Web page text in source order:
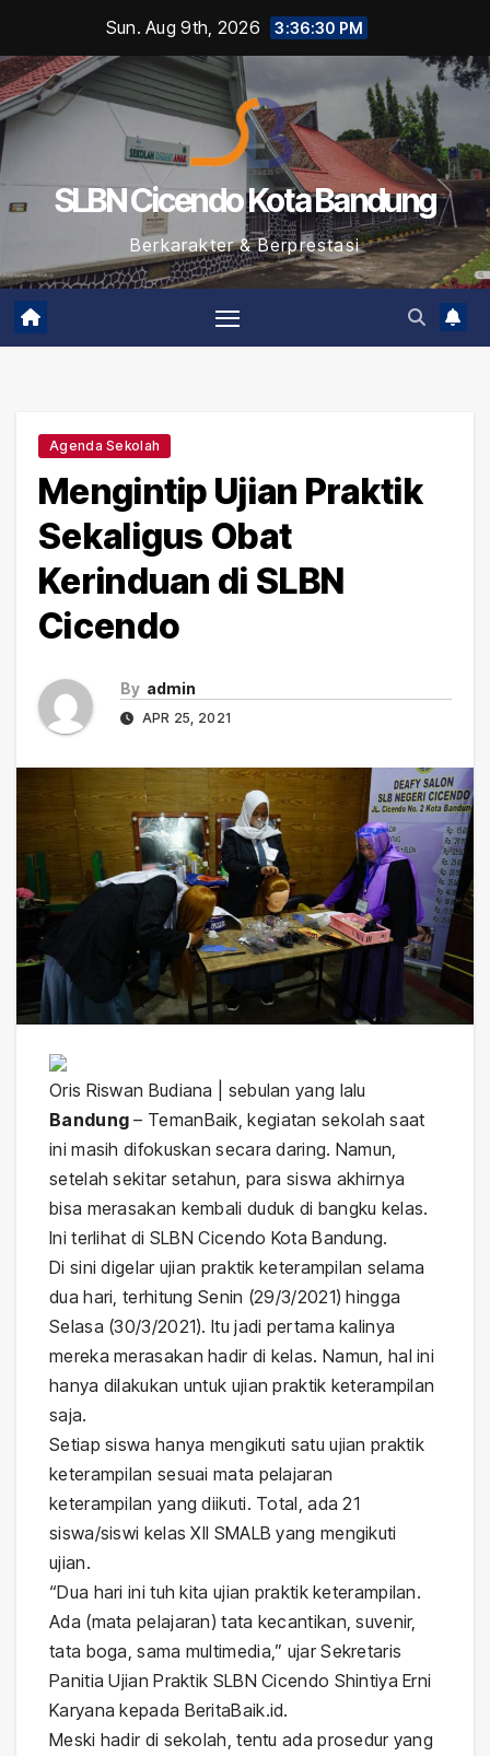
content
Sun. Aug 9th, 2026 3:36:31 PM
SLBN Cicendo Kota Bandung
Berkarakter & Berprestasi
Agenda Sekolah
Mengintip Ujian Praktik
Sekaligus Obat
Kerinduan di SLBN
Cicendo
By admin
APR 25, 2021
Oris Riswan Budiana | sebulan yang lalu
Bandung – TemanBaik, kegiatan sekolah saat
ini masih difokuskan secara daring. Namun,
setelah sekitar setahun, para siswa akhirnya
bisa merasakan kembali duduk di bangku kelas.
Ini terlihat di SLBN Cicendo Kota Bandung.
Di sini digelar ujian praktik keterampilan selama
dua hari, terhitung Senin (29/3/2021) hingga
Selasa (30/3/2021). Itu jadi pertama kalinya
mereka merasakan hadir di kelas. Namun, hal ini
hanya dilakukan untuk ujian praktik keterampilan
saja.
Setiap siswa hanya mengikuti satu ujian praktik
keterampilan sesuai mata pelajaran
keterampilan yang diikuti. Total, ada 21
siswa/siswi kelas XII SMALB yang mengikuti
ujian.
“Dua hari ini tuh kita ujian praktik keterampilan.
Ada (mata pelajaran) tata kecantikan, suvenir,
tata boga, sama multimedia,” ujar Sekretaris
Panitia Ujian Praktik SLBN Cicendo Shintiya Erni
Karyana kepada BeritaBaik.id.
Meski hadir di sekolah, tentu ada prosedur yang